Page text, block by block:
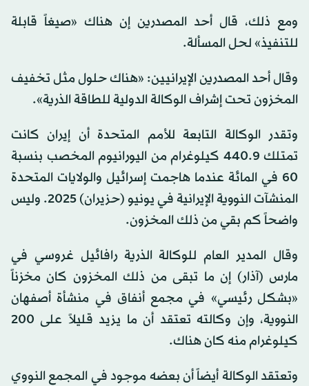
ومع ذلك، قال أحد المصدرين إن هناك «صيغاً قابلة
للتنفيذ» لحل المسألة.
وقال أحد المصدرين الإيرانيين: «هناك حلول مثل تخفيف
المخزون تحت إشراف الوكالة الدولية للطاقة الذرية».
وتقدر الوكالة التابعة للأمم المتحدة أن إيران كانت
تمتلك 440.9 كيلوغرام من اليورانيوم المخصب بنسبة
60 في المائة عندما هاجمت إسرائيل والولايات المتحدة
المنشآت النووية الإيرانية في يونيو (حزيران) 2025. وليس
واضحاً كم بقي من ذلك المخزون.
وقال المدير العام للوكالة الذرية رافائيل غروسي في
مارس (آذار) إن ما تبقى من ذلك المخزون كان مخزناً
«بشكل رئيسي» في مجمع أنفاق في منشأة أصفهان
النووية، وإن وكالته تعتقد أن ما يزيد قليلاً على 200
كيلوغرام منه كان هناك.
وتعتقد الوكالة أيضاً أن بعضه موجود في المجمع النووي